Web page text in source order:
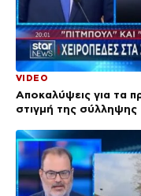
VIDEO
Αποκαλύψεις για τα
στιγμή της σύλληψης